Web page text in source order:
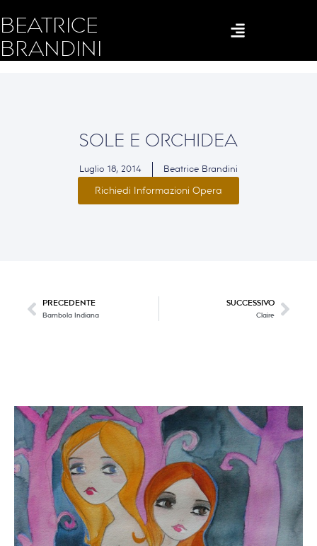
BEATRICE
BRANDINI
SOLE E ORCHIDEA
Luglio 18, 2014 Beatrice Brandini
Richiedi Informazioni Opera
PRECEDENTE
Bambola Indiana
SUCCESSIVO
Claire